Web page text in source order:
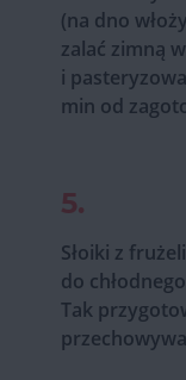
(na dno
zalać zimną
i
min od
5.
Słoiki z
do
Tak